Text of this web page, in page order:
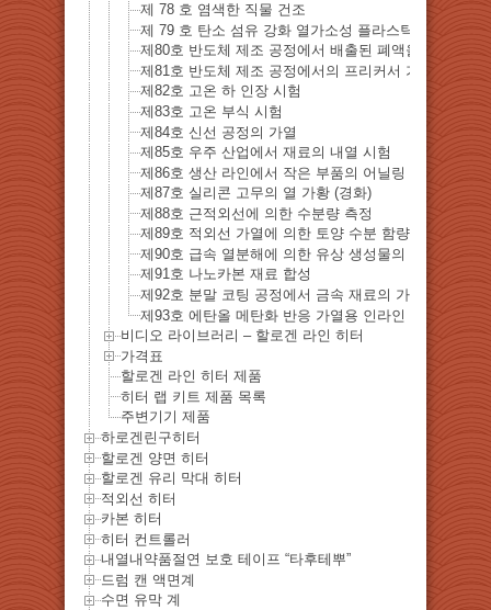
제 78 호 염색한 직물 건조
제 79 호 탄소 섬유 강화 열가소성 플라스틱 (CFRTP)
제80호 반도체 제조 공정에서 배출된 폐액을 재자원화
제81호 반도체 제조 공정에서의 프리커서 가스의 가열
제82호 고온 하 인장 시험
제83호 고온 부식 시험
제84호 신선 공정의 가열
제85호 우주 산업에서 재료의 내열 시험
제86호 생산 라인에서 작은 부품의 어닐링
제87호 실리콘 고무의 열 가황 (경화)
제88호 근적외선에 의한 수분량 측정
제89호 적외선 가열에 ​​의한 토양 수분 함량 측정
제90호 급속 열분해에 의한 유상 생성물의 생성
제91호 나노카본 재료 합성
제92호 분말 코팅 공정에서 금속 재료의 가열
제93호 에탄올 메탄화 반응 가열용 인라인 히터
비디오 라이브러리 – 할로겐 라인 히터
가격표
할로겐 라인 히터 제품
히터 랩 키트 제품 목록
주변기기 제품
하로겐린구히터
할로겐 양면 히터
할로겐 유리 막대 히터
적외선 히터
카본 히터
히터 컨트롤러
내열내약품절연 보호 테이프 “타후테뿌”
드럼 캔 액면계
수면 유막 계